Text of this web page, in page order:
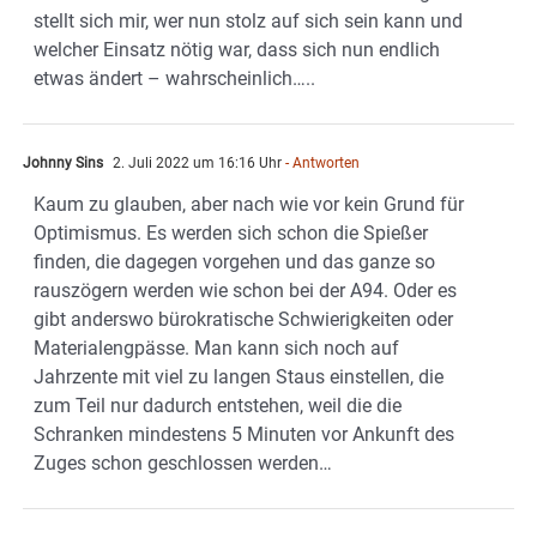
stellt sich mir, wer nun stolz auf sich sein kann und
welcher Einsatz nötig war, dass sich nun endlich
etwas ändert – wahrscheinlich…..
Johnny Sins 2. Juli 2022 um 16:16 Uhr - Antworten
Kaum zu glauben, aber nach wie vor kein Grund für
Optimismus. Es werden sich schon die Spießer
finden, die dagegen vorgehen und das ganze so
rauszögern werden wie schon bei der A94. Oder es
gibt anderswo bürokratische Schwierigkeiten oder
Materialengpässe. Man kann sich noch auf
Jahrzente mit viel zu langen Staus einstellen, die
zum Teil nur dadurch entstehen, weil die die
Schranken mindestens 5 Minuten vor Ankunft des
Zuges schon geschlossen werden…